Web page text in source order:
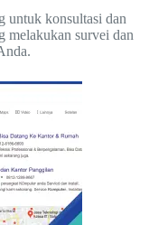
untuk konsultasi dan
melakukan survei dan